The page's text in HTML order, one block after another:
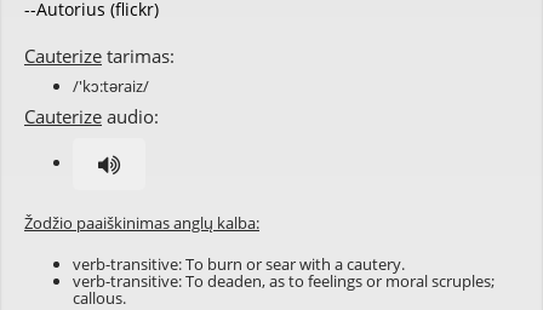
--Autorius (flickr)
Cauterize tarimas:
/'kɔ:təraiz/
Cauterize audio:
Žodžio paaiškinimas anglų kalba:
verb-transitive: To burn or sear with a cautery.
verb-transitive: To deaden, as to feelings or moral scruples;
callous.